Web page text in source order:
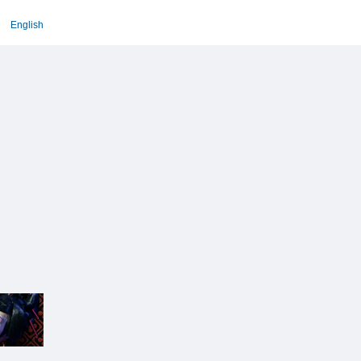
English